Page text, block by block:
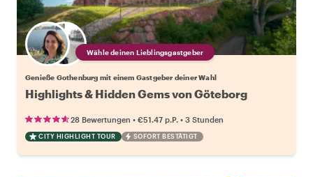
Wähle deinen Lieblingsgastgeber
Genieße Gothenburg mit einem Gastgeber deiner Wahl
Highlights & Hidden Gems von Göteborg
28 Bewertungen • €51.47 p.P. • 3 Stunden
CITY HIGHLIGHT TOUR SOFORT BESTÄTIGT